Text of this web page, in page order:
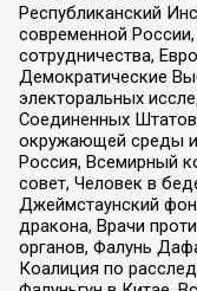
Республиканский
современной
сотрудничества,
Демократические
электоральных
Соединенных
окружающей среды и
Россия, Всемирный
совет, Человек в
Джеймстаунский
дракона, Врачи
органов, Фалунь
Коалиция по